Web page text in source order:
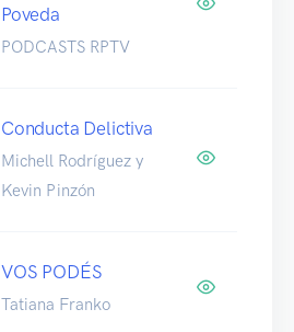
Poveda
PODCASTS RPTV
Conducta Delictiva
Michell Rodríguez y
Kevin Pinzón
VOS PODÉS
Tatiana Franko